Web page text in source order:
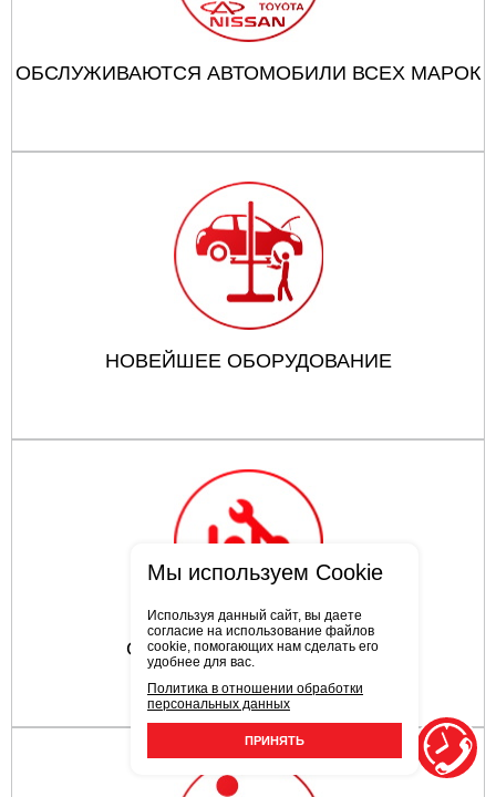
ОБСЛУЖИВАЮТСЯ АВТОМОБИЛИ ВСЕХ МАРОК
НОВЕЙШЕЕ ОБОРУДОВАНИЕ
ОПЫТНЫЕ СОТРУДНИКИ
Мы используем Cookie
Используя данный сайт, вы даете
согласие на использование файлов
cookie, помогающих нам сделать его
удобнее для вас.
Политика в отношении обработки
персональных данных
ПРИНЯТЬ